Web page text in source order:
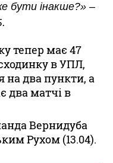
бути інакше?» –
тепер має 47
в УПЛ,
на два пункти, а
два матчі в
Вернидуба
Рухом (13.04).